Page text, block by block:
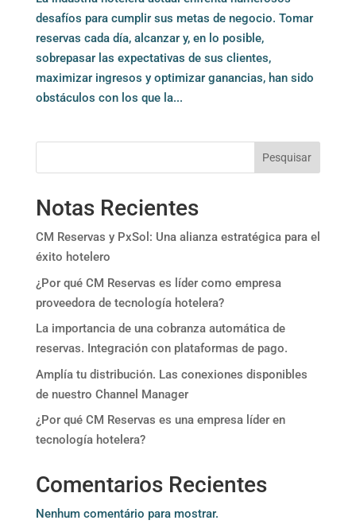
desafíos para cumplir sus metas de negocio. Tomar
reservas cada día, alcanzar y, en lo posible,
sobrepasar las expectativas de sus clientes,
maximizar ingresos y optimizar ganancias, han sido
obstáculos con los que la...
Pesquisar
Notas Recientes
CM Reservas y PxSol: Una alianza estratégica para el
éxito hotelero
¿Por qué CM Reservas es líder como empresa
proveedora de tecnología hotelera?
La importancia de una cobranza automática de
reservas. Integración con plataformas de pago.
Amplía tu distribución. Las conexiones disponibles
de nuestro Channel Manager
¿Por qué CM Reservas es una empresa líder en
tecnología hotelera?
Comentarios Recientes
Nenhum comentário para mostrar.